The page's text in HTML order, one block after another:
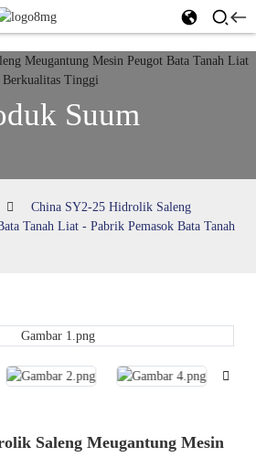
Suum
China SY2-25 Hidrolik Saleng
Tanah Liat - Pabrik Pemasok Bata Tanah
Saleng Meugantung Mesin